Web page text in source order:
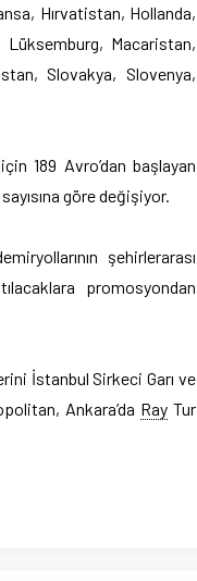
Hırvatistan, Hollanda,
Macaristan,
Slovakya, Slovenya,
189 Avro’dan başlayan
göre değişiyor.
şehirlerarası
promosyondan
İstanbul Sirkeci Garı ve
Ankara’da RayTur